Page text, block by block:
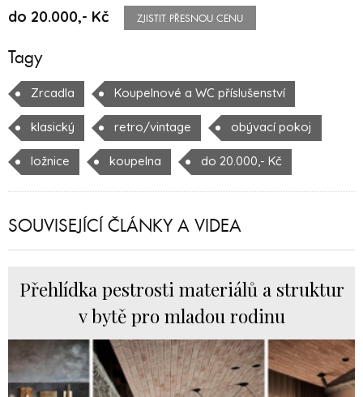
do 20.000,- Kč ZJISTIT PŘESNOU CENU
Tagy
Zrcadla Koupelnové a WC příslušenství
klasický retro/vintage obývací pokoj
ložnice koupelna do 20.000,- Kč
SOUVISEJÍCÍ ČLÁNKY A VIDEA
Přehlídka pestrosti materiálů a struktur
v bytě pro mladou rodinu